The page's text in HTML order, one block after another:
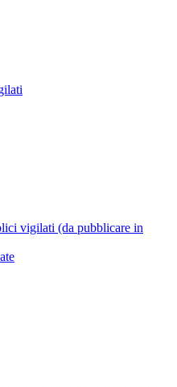
vigilati (da pubblicare in